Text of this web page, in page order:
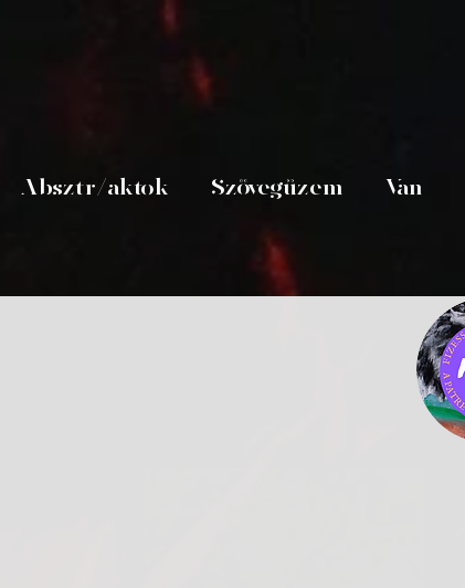
Absztr/aktok Szövegüzem Van